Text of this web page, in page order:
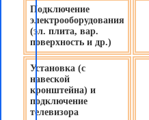
Подключение
электрооборудования
(эл. плита, вар.
поверхность и др.)
Установка (с
навеской
кронштейна) и
подключение
телевизора